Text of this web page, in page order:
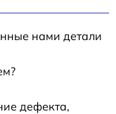
нами детали
дефекта,